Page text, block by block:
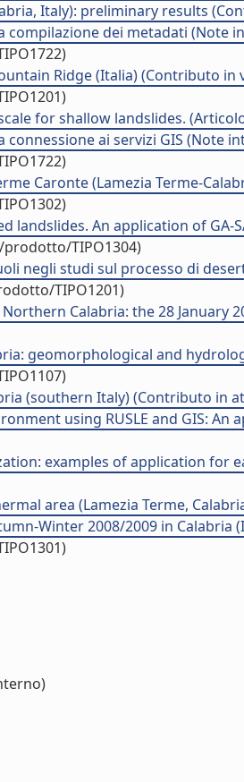
Italy): preliminary results
compilazione dei metadati (Note
Ridge (Italia) (Contributo
for shallow landslides.
ai servizi GIS (Note
Caronte (Lamezia Terme-
An application of GA-
TIPO1304)
negli studi sul processo di
TIPO1201)
Calabria: the 28 January
geomorphological and
(southern Italy) (Contributo in
using RUSLE and GIS:
examples of application for
area (Lamezia Terme,
Winter 2008/2009 in